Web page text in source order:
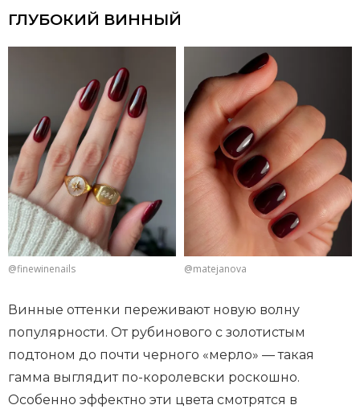
ГЛУБОКИЙ ВИННЫЙ
@finewinenails @matejanova
Винные оттенки переживают новую волну
популярности. От рубинового с золотистым
подтоном до почти черного «мерло» — такая
гамма выглядит по-королевски роскошно.
Особенно эффектно эти цвета смотрятся в